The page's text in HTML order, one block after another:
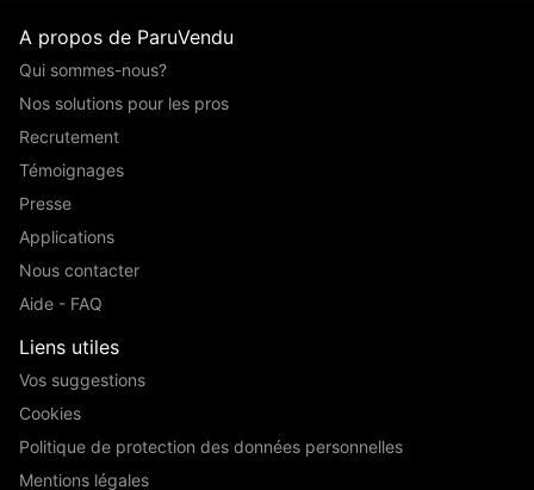
A propos de ParuVendu
Qui sommes-nous?
Nos solutions pour les pros
Recrutement
Témoignages
Presse
Applications
Nous contacter
Aide - FAQ
Liens utiles
Vos suggestions
Cookies
Politique de protection des données personnelles
Mentions légales